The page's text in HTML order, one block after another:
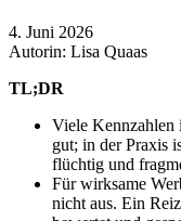
4. Juni 2026
Autorin: Lisa Quaas
TL;DR
Viele Kennzahlen
gut; in der Praxis
flüchtig und
Für wirksame
nicht aus. Ein